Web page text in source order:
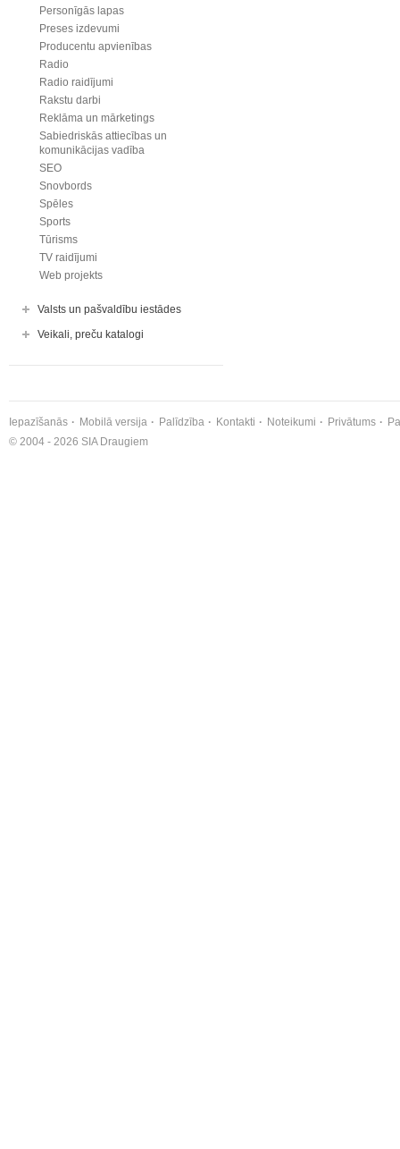
Personīgās lapas
Preses izdevumi
Producentu apvienības
Radio
Radio raidījumi
Rakstu darbi
Reklāma un mārketings
Sabiedriskās attiecības un
komunikācijas vadība
SEO
Snovbords
Spēles
Sports
Tūrisms
TV raidījumi
Web projekts
Valsts un pašvaldību iestādes
Veikali, preču katalogi
Iepazīšanās Mobilā versija Palīdzība Kontakti Noteikumi Privātums
© 2004 - 2026 SIA Draugiem